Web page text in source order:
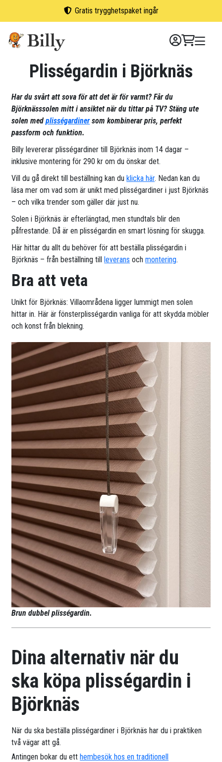
Gratis trygghetspaket ingår
Plisségardin i Björknäs
Har du svårt att sova för att det är för varmt? Får du
Björknässsolen mitt i ansiktet när du tittar på TV? Stäng ute
solen medplisségardinersom kombinerar pris, perfekt
passform och funktion.
Billy levererar plisségardiner till Björknäs inom 14 dagar –
inklusive montering för 290 kr om du önskar det.
Vill du gå direkt till beställning kan duklicka här. Nedan kan du
läsa mer om vad som är unikt med plisségardiner i just Björknäs
– och vilka trender som gäller där just nu.
Solen i Björknäs är efterlängtad, men stundtals blir den
påfrestande. Då är en plisségardin en smart lösning för skugga.
Här hittar du allt du behöver för att beställa plisségardin i
Björknäs – från beställning tillleverans ochmontering.
Bra att veta
Unikt för Björknäs: Villaområdena ligger lummigt men solen
hittar in. Här är fönsterplisségardin vanliga för att skydda möbler
och konst från blekning.
Brun dubbel plisségardin.
Dina alternativ när du
ska köpa plisségardin i
Björknäs
När du ska beställa plisségardiner i Björknäs har du i praktiken
två vägar att gå.
Antingen bokar du etthembesök hos en traditionell